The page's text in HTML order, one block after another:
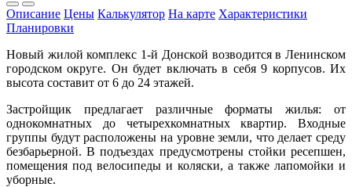
Описание Цены Калькулятор На карте Характеристики
Планировки
Новый жилой комплекс 1-й Донской возводится в Ленинском
городском округе. Он будет включать в себя 9 корпусов. Их
высота составит от 6 до 24 этажей.
Застройщик предлагает различные форматы жилья: от
однокомнатных до четырехкомнатных квартир. Входные
группы будут расположены на уровне земли, что делает среду
безбарьерной. В подъездах предусмотрены стойки ресепшен,
помещения под велосипеды и коляски, а также лапомойки и
уборные.